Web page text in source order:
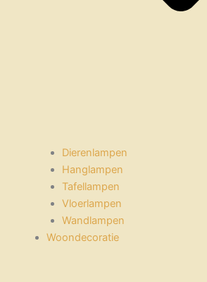
Dierenlampen
Hanglampen
Tafellampen
Vloerlampen
Wandlampen
Woondecoratie